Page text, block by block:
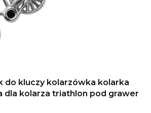
do kluczy kolarzówka kolarka
dla kolarza triathlon pod grawer